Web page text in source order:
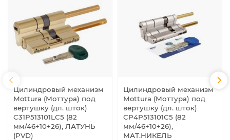
Цилиндровый механизм
Mottura (Моттура) под
вертушку (дл. шток)
C31P513101LC5 (82
мм/46+10+26), ЛАТУНЬ
(PVD)
Цилиндровый механизм
Mottura (Моттура) под
вертушку (дл. шток)
CP4P513101C5 (82
мм/46+10+26),
МАТ.НИКЕЛЬ